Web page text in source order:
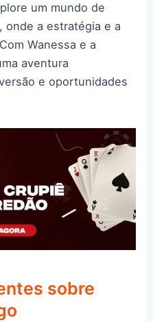
um mundo de
onde a estratégia e a
Wanessa e a
aventura
e oportunidades
sobre